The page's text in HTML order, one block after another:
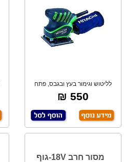
לליטוש וגימור בעץ ובגבס, פתח
שאיבת אבק.
550 ₪
מסור חרב 18V-גוף